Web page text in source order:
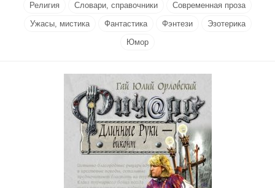
Религия
Словари, справочники
Современная проза
Ужасы, мистика
Фантастика Фэнтези
Эзотерика
Юмор